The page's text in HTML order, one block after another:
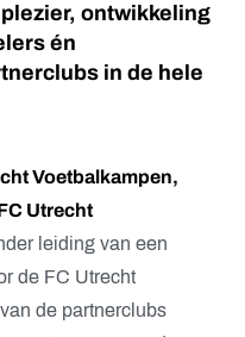
ontwikkeling
én
in de hele
Voetbalkampen,
Utrecht
leiding van een
de FC Utrecht
de partnerclubs